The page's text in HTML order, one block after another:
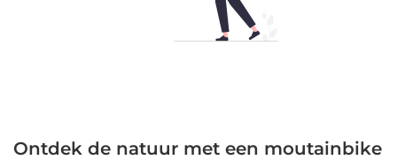
Ontdek de natuur met een moutainbike